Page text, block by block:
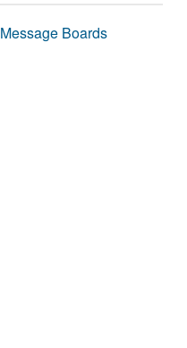
Message Boards